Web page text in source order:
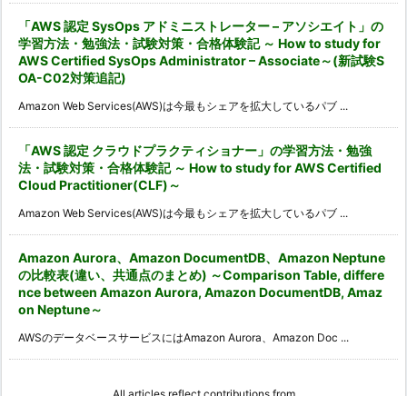
「AWS 認定 SysOps アドミニストレーター – アソシエイト」の
学習方法・勉強法・試験対策・合格体験記 ～ How to study for
AWS Certified SysOps Administrator – Associate～(新試験S
OA-C02対策追記)
Amazon Web Services(AWS)は今最もシェアを拡大しているパブ ...
「AWS 認定 クラウドプラクティショナー」の学習方法・勉強
法・試験対策・合格体験記 ～ How to study for AWS Certified
Cloud Practitioner(CLF)～
Amazon Web Services(AWS)は今最もシェアを拡大しているパブ ...
Amazon Aurora、Amazon DocumentDB、Amazon Neptune
の比較表(違い、共通点のまとめ) ～Comparison Table, differe
nce between Amazon Aurora, Amazon DocumentDB, Amaz
on Neptune～
AWSのデータベースサービスにはAmazon Aurora、Amazon Doc ...